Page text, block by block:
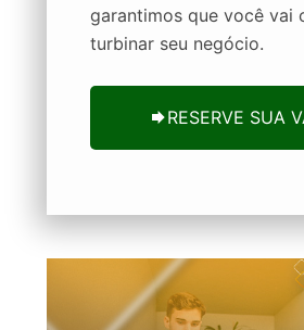
garantimos que você vai
turbinar seu negócio.
RESERVE SUA